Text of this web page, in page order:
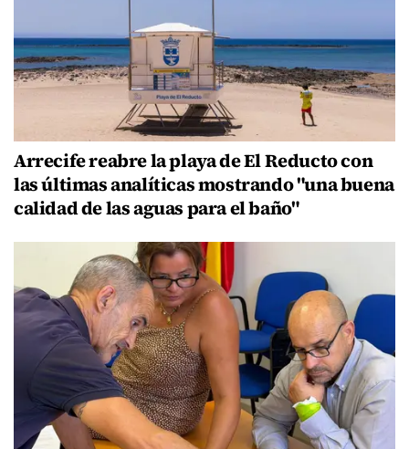
Arrecife reabre la playa de El Reducto con
las últimas analíticas mostrando "una buena
calidad de las aguas para el baño"